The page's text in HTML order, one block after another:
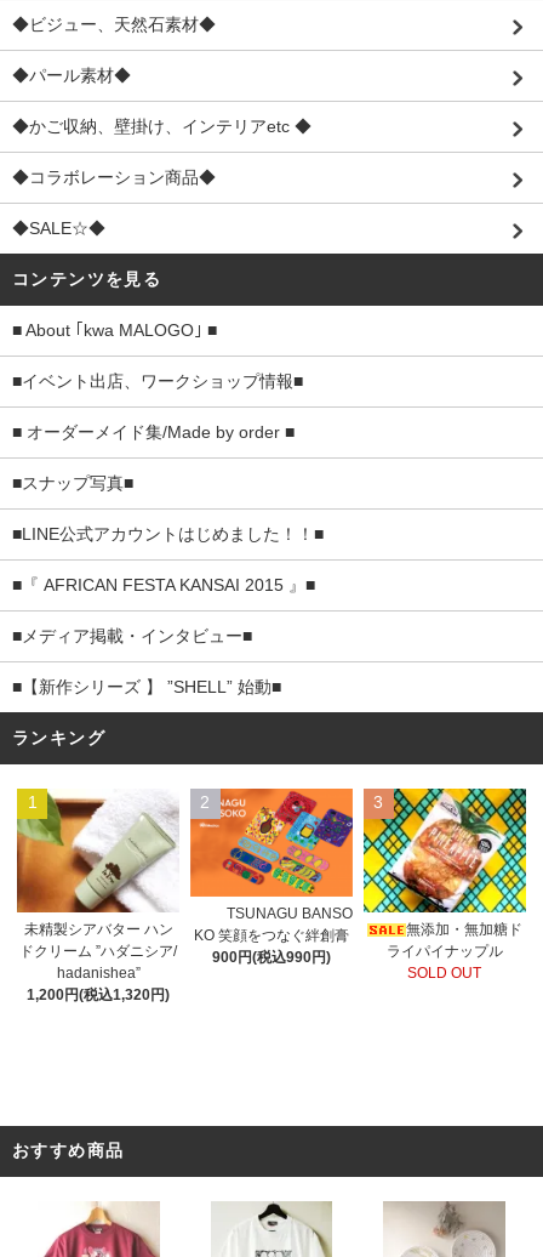
◆ビジュー、天然石素材◆
◆パール素材◆
◆かご収納、壁掛け、インテリアetc ◆
◆コラボレーション商品◆
◆SALE☆◆
コンテンツを見る
■ About ｢kwa MALOGO｣ ■
■イベント出店、ワークショップ情報■
■ オーダーメイド集/Made by order ■
■スナップ写真■
■LINE公式アカウントはじめました！！■
■『 AFRICAN FESTA KANSAI 2015 』■
■メディア掲載・インタビュー■
■【新作シリーズ 】 ”SHELL” 始動■
ランキング
1
未精製シアバター ハン
ドクリーム ”ハダニシア/
hadanishea”
1,200円(税込1,320円)
2
TSUNAGU BANSO
KO 笑顔をつなぐ絆創膏
900円(税込990円)
3
無添加・無加糖ド
ライパイナップル
SOLD OUT
おすすめ商品